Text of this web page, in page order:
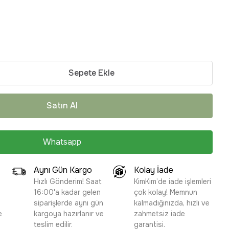
Sepete Ekle
Satın Al
Whatsapp
Aynı Gün Kargo
Hızlı Gönderim! Saat
16:00'a kadar gelen
siparişlerde aynı gün
kargoya hazırlanır ve
teslim edilir.
Kolay İade
KimKim’de iade işlemleri
çok kolay! Memnun
kalmadığınızda, hızlı ve
zahmetsiz iade
garantisi.